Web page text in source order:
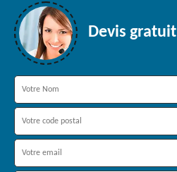
Devis gratuit